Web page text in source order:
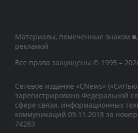
Материалы, помеченные знаком
рекламой
Все права защищены © 1995 –
Сетевое издание «CNews»
зарегистрировано Федеральной
сфере связи, информационных
коммуникаций 09.11.2018 за
74283